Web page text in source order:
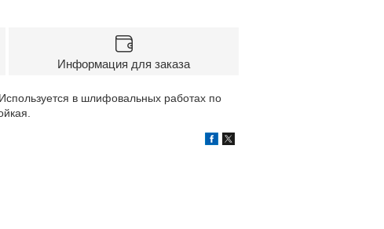
Информация для заказа
в шлифовальных работах по